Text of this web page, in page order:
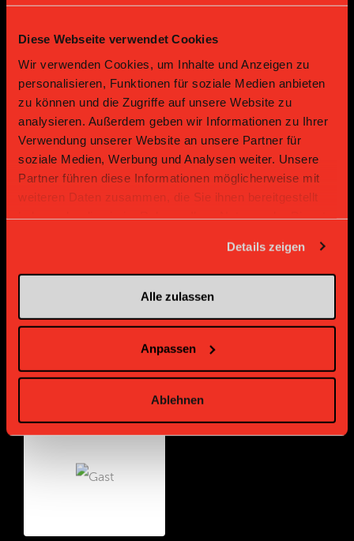
Diese Webseite verwendet Cookies
Wir verwenden Cookies, um Inhalte und Anzeigen zu
personalisieren, Funktionen für soziale Medien anbieten
zu können und die Zugriffe auf unsere Website zu
analysieren. Außerdem geben wir Informationen zu Ihrer
Verwendung unserer Website an unsere Partner für
soziale Medien, Werbung und Analysen weiter. Unsere
Partner führen diese Informationen möglicherweise mit
weiteren Daten zusammen, die Sie ihnen bereitgestellt
Details zeigen
Alle zulassen
Anpassen
Ablehnen